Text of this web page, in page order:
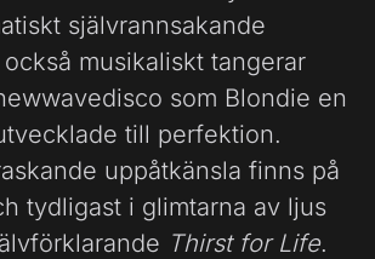
självrannsakande
musikaliskt tangerar
som Blondie en
till perfektion.
uppåtkänsla finns på
tydligast i glimtarna av ljus
Thirst for Life.